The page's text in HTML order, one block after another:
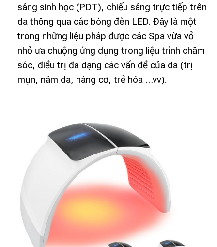
sáng sinh học (PDT), chiếu sáng trực tiếp trên
da thông qua các bóng đèn LED. Đây là một
trong những liệu pháp được các Spa vừa vỏ
nhỏ ưa chuộng ứng dụng trong liệu trình chăm
sóc, điều trị đa dạng các vấn đề của da (trị
mụn, nám da, nâng cơ, trẻ hóa …vv).